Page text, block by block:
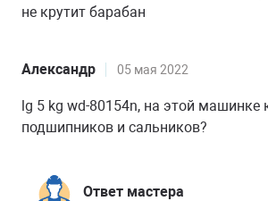
не крутит барабан
Александр 05 мая 2022
lg 5 kg wd-80154n, на этой машинке
подшипников и сальников?
Ответ мастера